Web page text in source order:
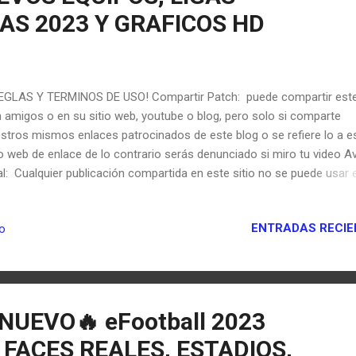
2023 Y GRAFICOS HD
Y TERMINOS DE USO! Compartir Patch: puede compartir
amigos o en su sitio web, youtube o blog, pero solo si comparte
mismos enlaces patrocinados de este blog o se refiere lo a
web de enlace de lo contrario serás denunciado si miro tu video
Cualquier publicación compartida en este sitio no se puede usar
estas condiciones de conformidad con la Ley N° 5846 sobre Obras
parte de cada uno de mis archivos si lo haces reclamare mi
derechos de autor Respect my work, it is forbidden to copy or
14 MOD FIFA 23 nueva versión v4.1 en esta ocasión con nuevos
ENTRADAS
eFootball 2023
REALES, ESTADIOS,